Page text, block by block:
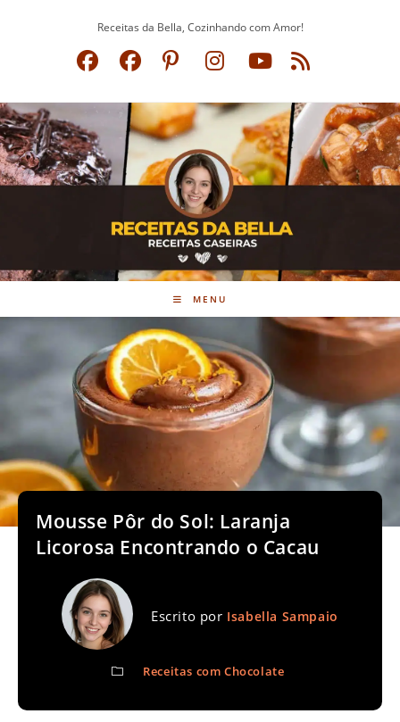
Receitas da Bella, Cozinhando com Amor!
MENU
Mousse Pôr do Sol: Laranja
Licorosa Encontrando o Cacau
Escrito por Isabella Sampaio
Receitas com Chocolate